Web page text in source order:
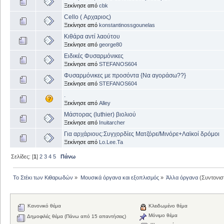
Ξεκίνησε από cbk
Cello ( Αρχαριος)
Ξεκίνησε από konstantinossgounelas
Κιθάρα αντί λαούτου
Ξεκίνησε από george80
Ειδικές Φυσαρμόνικες
Ξεκίνησε από STEFANOS604
Φυσαρμόνικες με προσόντα {Να αγοράσω??}
Ξεκίνησε από STEFANOS604
.
Ξεκίνησε από Alley
Μάστορας (luthier) βιολιού
Ξεκίνησε από Inuitarcher
Για αρχάριους:Συγχορδίες Ματζόρε/Μινόρε+Λαϊκοί δρόμοι
Ξεκίνησε από Lo.Lee.Ta
Σελίδες: [1]2 3 4 5 Πάνω
Το Στέκι των Κιθαρωδών » Μουσικά όργανα και εξοπλισμός» Άλλα όργανα
Κανονικό θέμα
Δημοφιλές θέμα (Πάνω από 15 απαντήσεις)
Κλειδωμένο θέμα
Μόνιμο θέμα